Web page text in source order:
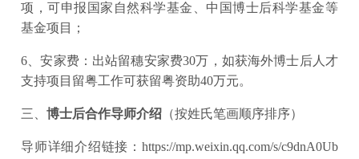
项，可申报国家自然科学基金、中国博士后科学基金等
基金项目；
6、安家费：出站留穗安家费30万，如获海外博士后人才
支持项目留粤工作可获留粤资助40万元。
三、 博士后合作导师介绍 （按姓氏笔画顺序排序）
导师详细介绍链接：https://mp.weixin.qq.com/s/c9dnA0Ub